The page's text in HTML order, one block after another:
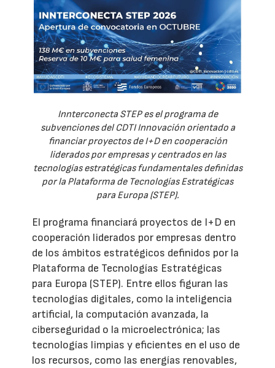
Innterconecta STEP es el programa de
subvenciones del CDTI Innovación orientado a
financiar proyectos de I+D en cooperación
liderados por empresas y centrados en las
tecnologías estratégicas fundamentales definidas
por la Plataforma de Tecnologías Estratégicas
para Europa (STEP).
El programa financiará proyectos de I+D en
cooperación liderados por empresas dentro
de los ámbitos estratégicos definidos por la
Plataforma de Tecnologías Estratégicas
para Europa (STEP). Entre ellos figuran las
tecnologías digitales, como la inteligencia
artificial, la computación avanzada, la
ciberseguridad o la microelectrónica; las
tecnologías limpias y eficientes en el uso de
los recursos, como las energías renovables,